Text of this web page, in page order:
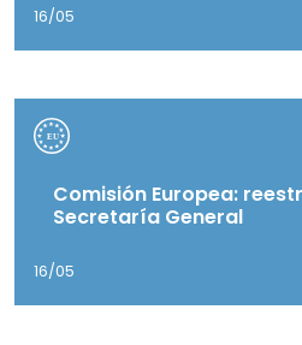
16/05
Comisión Europea:
Secretaría General
16/05